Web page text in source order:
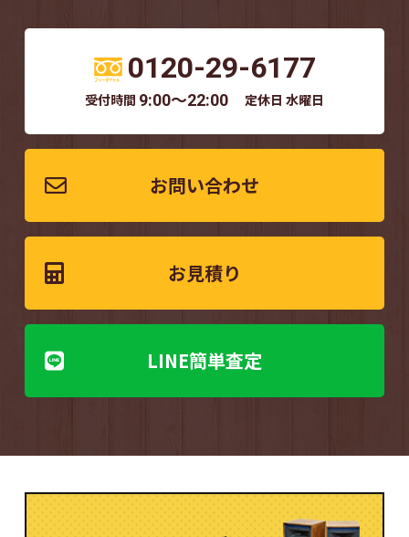
0120-29-6177
受付時間 9:00～22:00 定休日 水曜日
お問い合わせ
お見積り
LINE簡単査定